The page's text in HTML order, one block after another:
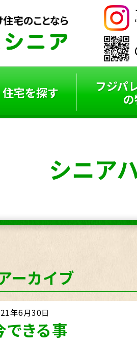
住宅を探す
フジパ
サ
ス
シニア
ーカイブ
年6月30日
できる事